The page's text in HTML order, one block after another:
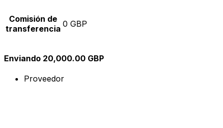
Comisión de
transferencia 0 GBP
Enviando 20,000.00 GBP
Proveedor